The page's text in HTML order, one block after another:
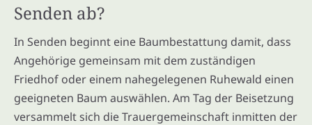
Senden ab?
In Senden beginnt eine Baumbestattung damit, dass
Angehörige gemeinsam mit dem zuständigen
Friedhof oder einem nahegelegenen Ruhewald einen
geeigneten Baum auswählen. Am Tag der Beisetzung
versammelt sich die Trauergemeinschaft inmitten der